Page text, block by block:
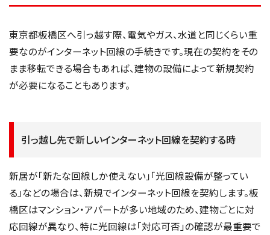
東京都板橋区へ引っ越す際、電気やガス、水道と同じくらい重
要なのがインターネット回線の手続きです。現在の契約をその
まま移転できる場合もあれば、建物の設備によって新規契約
が必要になることもあります。
引っ越し先で新しいインターネット回線を契約する時
新居が「新たな回線しか使えない」「光回線設備が整ってい
る」などの場合は、新規でインターネット回線を契約します。板
橋区はマンション・アパートが多い地域のため、建物ごとに対
応回線が異なり、特に光回線は「対応可否」の確認が最重要で